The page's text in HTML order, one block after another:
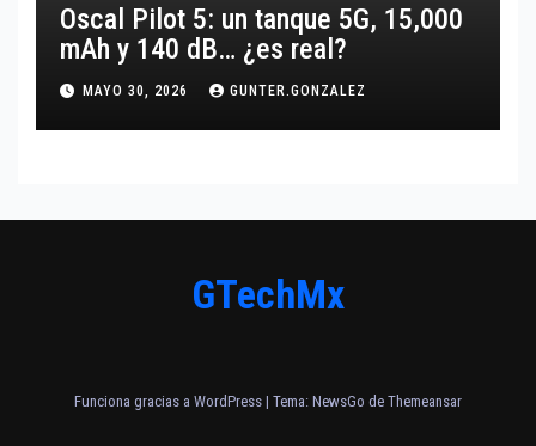
Oscal Pilot 5: un tanque 5G, 15,000
mAh y 140 dB… ¿es real?
MAYO 30, 2026 GUNTER.GONZALEZ
GTechMx
Funciona gracias a WordPress | Tema: NewsGo de Themeansar